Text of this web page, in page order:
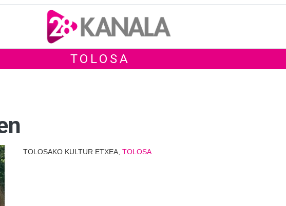
TOLOSA
TOLOSAKO KULTUR ETXEA, TOLOSA